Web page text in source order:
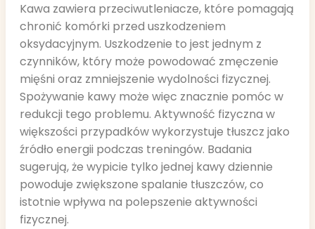
Kawa zawiera przeciwutleniacze, które pomagają
chronić komórki przed uszkodzeniem
oksydacyjnym. Uszkodzenie to jest jednym z
czynników, który może powodować zmęczenie
mięśni oraz zmniejszenie wydolności fizycznej.
Spożywanie kawy może więc znacznie pomóc w
redukcji tego problemu. Aktywność fizyczna w
większości przypadków wykorzystuje tłuszcz jako
źródło energii podczas treningów. Badania
sugerują, że wypicie tylko jednej kawy dziennie
powoduje zwiększone spalanie tłuszczów, co
istotnie wpływa na polepszenie aktywności
fizycznej.